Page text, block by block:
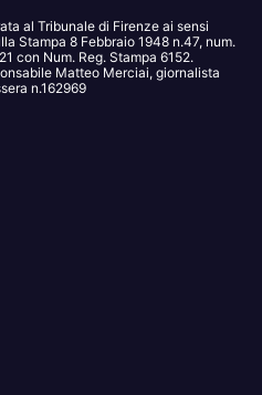
al Tribunale di Firenze ai sensi
Stampa 8 Febbraio 1948 n.47, num.
con Num. Reg. Stampa 6152.
Matteo Merciai, giornalista
n.162969